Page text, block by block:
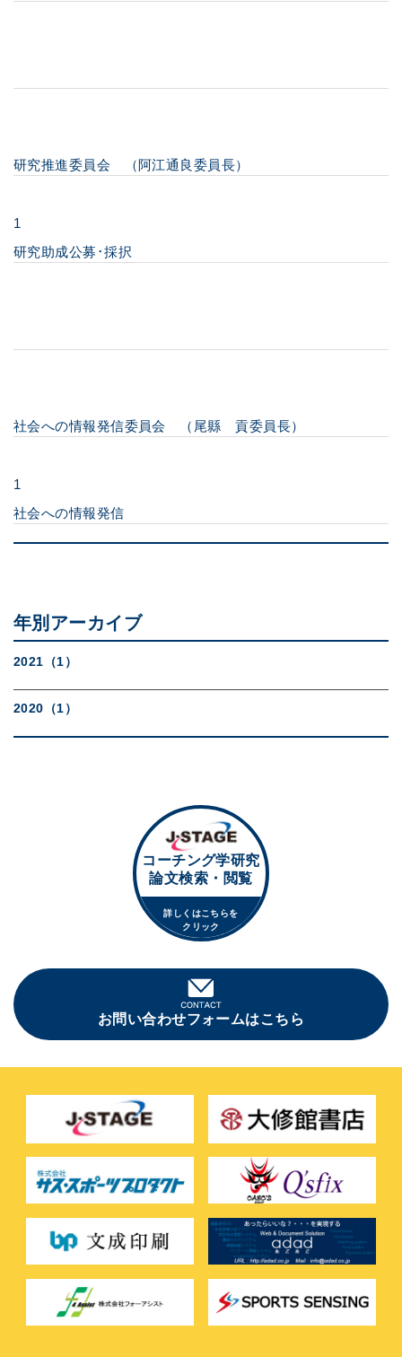
研究推進委員会 （阿江通良委員長）
1
研究助成公募･採択
社会への情報発信委員会 （尾縣 貢委員長）
1
社会への情報発信
年別アーカイブ
2021（1）
2020（1）
コーチング学研究
論文検索・閲覧
詳しくはこちらを
クリック
お問い合わせフォームはこちら